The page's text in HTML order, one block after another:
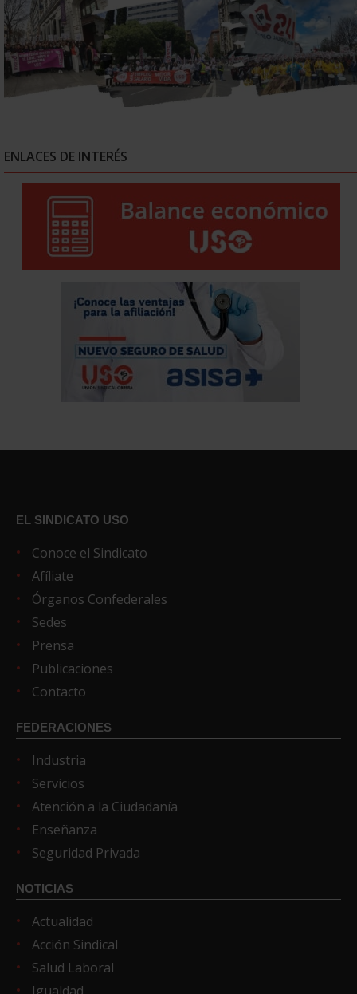
ENLACES DE INTERÉS
EL SINDICATO USO
Conoce el Sindicato
Afíliate
Órganos Confederales
Sedes
Prensa
Publicaciones
Contacto
FEDERACIONES
Industria
Servicios
Atención a la Ciudadanía
Enseñanza
Seguridad Privada
NOTICIAS
Actualidad
Acción Sindical
Salud Laboral